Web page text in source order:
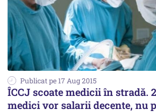
Publicat pe 17 Aug 2015
ÎCCJ scoate medicii în stradă.
medici vor salarii decente, nu